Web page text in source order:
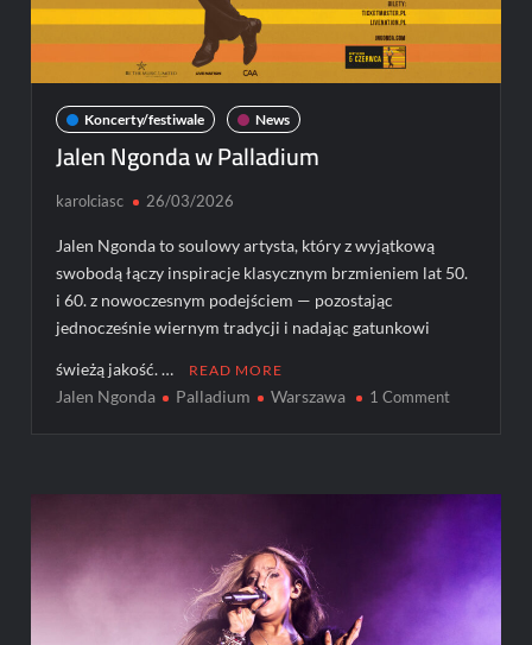
Koncerty/festiwale News
Jalen Ngonda w Palladium
karolciasc 26/03/2026
Jalen Ngonda to soulowy artysta, który z wyjątkową
swobodą łączy inspiracje klasycznym brzmieniem lat 50.
i 60. z nowoczesnym podejściem — pozostając
jednocześnie wiernym tradycji i nadając gatunkowi
świeżą jakość. … READ MORE
Jalen Ngonda Palladium Warszawa 1 Commenton
Palladium